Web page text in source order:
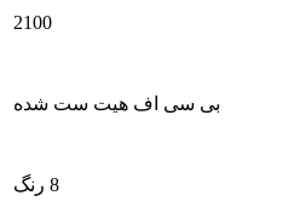
2100
بی سی اف هیت ست شده
8 رنگ